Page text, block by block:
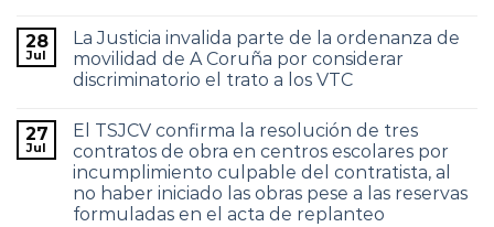
28
Jul
La Justicia invalida parte de la ordenanza de
movilidad de A Coruña por considerar
discriminatorio el trato a los VTC
27
Jul
El TSJCV confirma la resolución de tres
contratos de obra en centros escolares por
incumplimiento culpable del contratista, al
no haber iniciado las obras pese a las reservas
formuladas en el acta de replanteo